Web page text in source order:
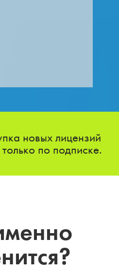
новых лицензий
по подписке.